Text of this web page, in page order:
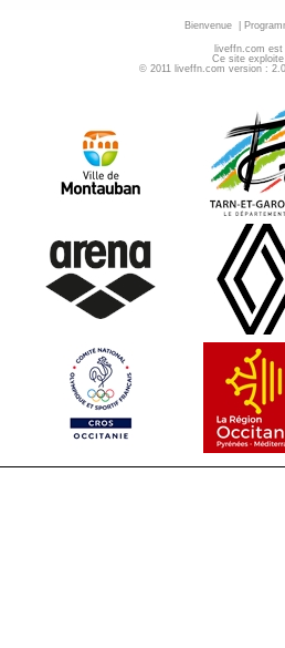
Bienvenue
liveffn.com
Ce site
© 2011 liveffn.com version :